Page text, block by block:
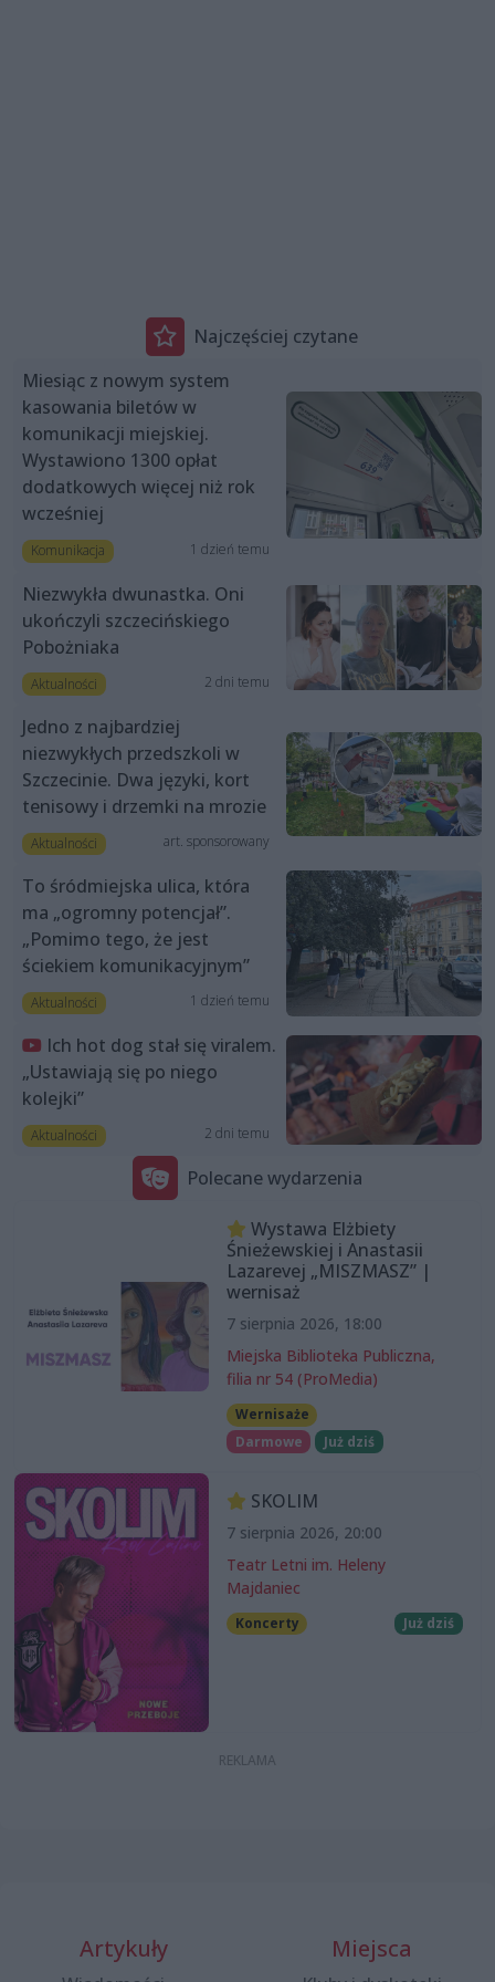
Najczęściej czytane
Miesiąc z nowym system
kasowania biletów w
komunikacji miejskiej.
Wystawiono 1300 opłat
dodatkowych więcej niż rok
wcześniej
Komunikacja 1 dzień temu
Niezwykła dwunastka. Oni
ukończyli szczecińskiego
Pobożniaka
Aktualności 2 dni temu
Jedno z najbardziej
niezwykłych przedszkoli w
Szczecinie. Dwa języki, kort
tenisowy i drzemki na mrozie
Aktualności art. sponsorowany
To śródmiejska ulica, która
ma „ogromny potencjał”.
„Pomimo tego, że jest
ściekiem komunikacyjnym”
Aktualności 1 dzień temu
Ich hot dog stał się viralem.
„Ustawiają się po niego
kolejki”
Aktualności 2 dni temu
Polecane wydarzenia
Wystawa Elżbiety
Śnieżewskiej i Anastasii
Lazarevej „MISZMASZ” |
wernisaż
7 sierpnia 2026, 18:00
Miejska Biblioteka Publiczna,
filia nr 54 (ProMedia)
Wernisaże
Darmowe
Już dziś
SKOLIM
7 sierpnia 2026, 20:00
Teatr Letni im. Heleny
Majdaniec
Koncerty Już dziś
Artykuły Miejsca